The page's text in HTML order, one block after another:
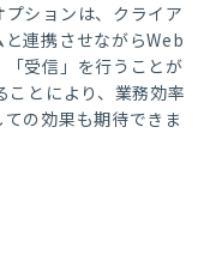
プションは、クライア
連携させながらWeb
受信」を行うことが
ことにより、業務効率
の効果も期待できま